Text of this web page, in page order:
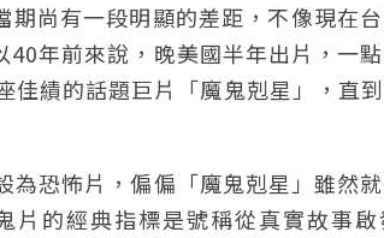
尚有一段明顯的差距，不像現在
年前來說，晚美國半年出片，一點
績的話題巨片「魔鬼剋星」，直
恐怖片，偏偏「魔鬼剋星」雖然
的經典指標是號稱從真實故事